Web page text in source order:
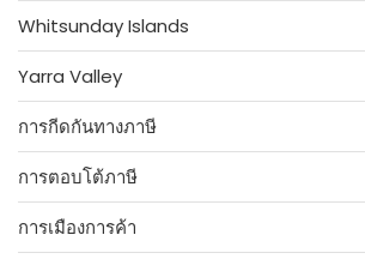
Whitsunday Islands
Yarra Valley
การกีดกันทางภาษี
การตอบโต้ภาษี
การเมืองการค้า